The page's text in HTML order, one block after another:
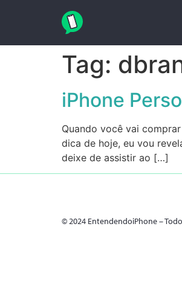
Tag:
iPhone
Quando você vai
dica de hoje, eu vou
deixe de assistir ao […]
© 2024 EntendendoiPhone –